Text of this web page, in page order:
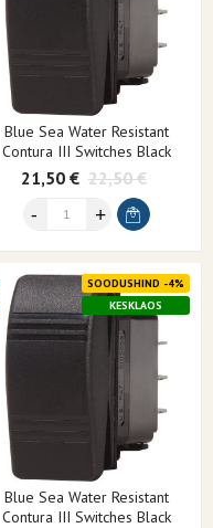
Blue Sea Water Resistant
Contura III Switches Black
21,50 € 22,50 €
SOODUSHIND -4%
KESKLAOS
Blue Sea Water Resistant
Contura III Switches Black